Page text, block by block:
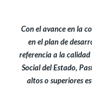
Con el avance en la
en el plan de
referencia a la
Social del Estado,
altos o superiores